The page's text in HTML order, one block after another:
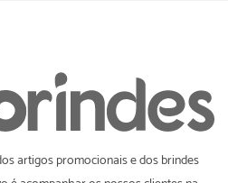
artigos promocionais e dos brindes